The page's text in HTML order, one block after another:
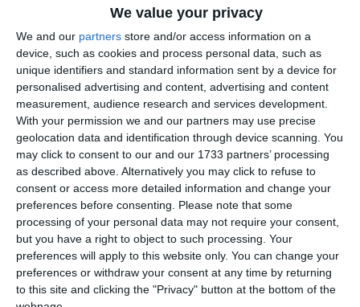
We value your privacy
We and our partners store and/or access information on a
device, such as cookies and process personal data, such as
unique identifiers and standard information sent by a device for
personalised advertising and content, advertising and content
measurement, audience research and services development.
With your permission we and our partners may use precise
geolocation data and identification through device scanning. You
may click to consent to our and our 1733 partners’ processing
as described above. Alternatively you may click to refuse to
consent or access more detailed information and change your
preferences before consenting.
Please note that some
processing of your personal data may not require your consent,
but you have a right to object to such processing. Your
preferences will apply to this website only. You can change your
preferences or withdraw your consent at any time by returning
to this site and clicking the "Privacy" button at the bottom of the
PRECIZĂRI:
Legea 190 din 2018, la articolul 7, menţionează că
activitatea jurnalistică este exonerată de la unele prevederi
ale Regulamentului GDPR, dacă se păstrează un echilibru
între libertatea de exprimare şi protecţia datelor cu caracter
personal.